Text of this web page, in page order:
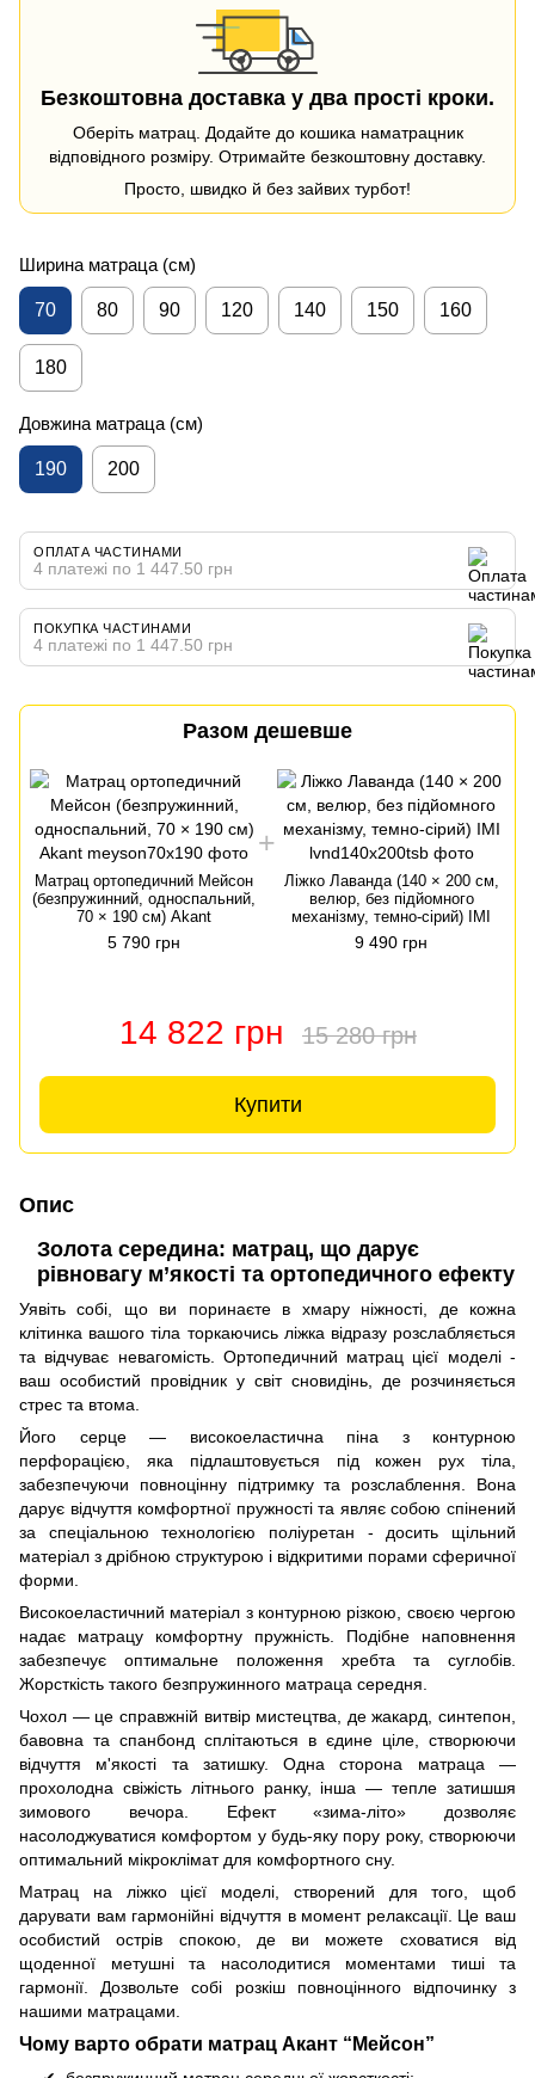
Безкоштовна доставка у два прості кроки.
Оберіть матрац. Додайте до кошика наматрацник
відповідного розміру. Отримайте безкоштовну доставку.
Просто, швидко й без зайвих турбот!
Ширина матраца (см)
70 80 90 120 140 150 160
180
Довжина матраца (см)
190 200
ОПЛАТА ЧАСТИНАМИ
4 платежі по 1 447.50 грн
ПОКУПКА ЧАСТИНАМИ
4 платежі по 1 447.50 грн
Разом дешевше
Матрац ортопедичний Мейсон
(безпружинний, односпальний,
70 × 190 см) Akant
5 790 грн
Ліжко Лаванда (140 × 200 см,
велюр, без підйомного
механізму, темно-сірий) IMI
9 490 грн
14 822 грн 15 280 грн
Купити
Опис
Золота середина: матрац, що дарує
рівновагу м’якості та ортопедичного ефекту
Уявіть собі, що ви поринаєте в хмару ніжності, де кожна
клітинка вашого тіла торкаючись ліжка відразу розслабляється
та відчуває невагомість. Ортопедичний матрац цієї моделі -
ваш особистий провідник у світ сновидінь, де розчиняється
стрес та втома.
Його серце — високоеластична піна з контурною
перфорацією, яка підлаштовується під кожен рух тіла,
забезпечуючи повноцінну підтримку та розслаблення. Вона
дарує відчуття комфортної пружності та являє собою спінений
за спеціальною технологією поліуретан - досить щільний
матеріал з дрібною структурою і відкритими порами сферичної
форми.
Високоеластичний матеріал з контурною різкою, своєю чергою
надає матрацу комфортну пружність. Подібне наповнення
забезпечує оптимальне положення хребта та суглобів.
Жорсткість такого безпружинного матраца середня.
Чохол — це справжній витвір мистецтва, де жакард, синтепон,
бавовна та спанбонд сплітаються в єдине ціле, створюючи
відчуття м'якості та затишку. Одна сторона матраца —
прохолодна свіжість літнього ранку, інша — тепле затишшя
зимового вечора. Ефект «зима-літо» дозволяє
насолоджуватися комфортом у будь-яку пору року, створюючи
оптимальний мікроклімат для комфортного сну.
Матрац на ліжко цієї моделі, створений для того, щоб
дарувати вам гармонійні відчуття в момент релаксації. Це ваш
особистий острів спокою, де ви можете сховатися від
щоденної метушні та насолодитися моментами тиші та
гармонії. Дозвольте собі розкіш повноцінного відпочинку з
нашими матрацами.
Чому варто обрати матрац Акант “Мейсон”